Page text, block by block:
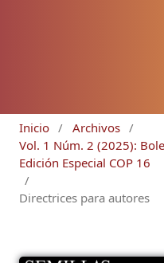
Inicio / Archivos /
Vol. 1 Núm. 2 (2025):
Edición Especial COP 16
/
Directrices para autores